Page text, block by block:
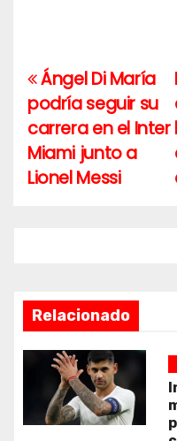
de
entradas
Ángel Di María
podría seguir su
carrera en el Inter
Miami junto a
Lionel Messi
Relacionado